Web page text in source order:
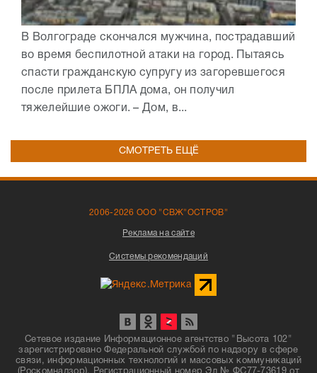
В Волгограде скончался мужчина, пострадавший
во время беспилотной атаки на город. Пытаясь
спасти гражданскую супругу из загоревшегося
после прилета БПЛА дома, он получил
тяжелейшие ожоги. – Дом, в...
СМОТРЕТЬ ЕЩЁ
2006-2026 ООО "СВЖ"ОСТРОВ"
Реклама на сайте
Системы рекомендаций
Сетевое издание Информационное агентство "Высота 102"
зарегистрировано Федеральной службой по надзору в сфере
связи, информационных технологий и массовых коммуникаций